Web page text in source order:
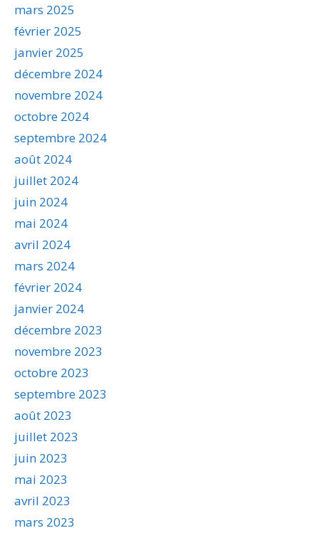
mars 2025
février 2025
janvier 2025
décembre 2024
novembre 2024
octobre 2024
septembre 2024
août 2024
juillet 2024
juin 2024
mai 2024
avril 2024
mars 2024
février 2024
janvier 2024
décembre 2023
novembre 2023
octobre 2023
septembre 2023
août 2023
juillet 2023
juin 2023
mai 2023
avril 2023
mars 2023